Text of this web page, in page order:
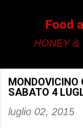
Food
HONEY &
MONDOVICINO
SABATO 4
luglio 02, 2015